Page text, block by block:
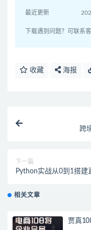
最近更新
下载遇到问题？可联系
收藏 海报
跨
下一篇
Python实战从0到1搭建
相关文章
贾真